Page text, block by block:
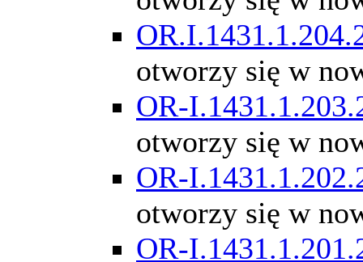
otworzy się w
OR-
otworzy się w
OR-
otworzy się w
OR-